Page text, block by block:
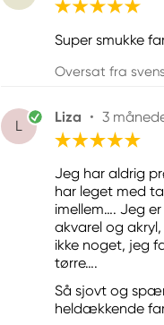
Super smukke
Oversat fra
L
Liza • 3
Jeg har aldrig
har leget med
imellem…. Jeg
akvarel og
ikke noget, jeg
tørre….
Så sjovt og
heldækkende